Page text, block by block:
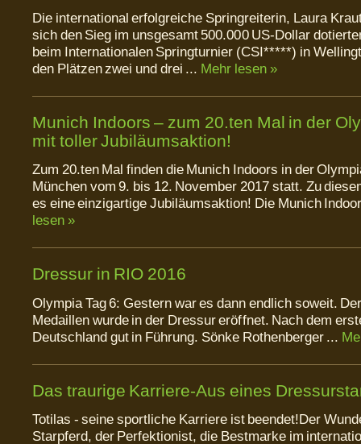
Die international erfolgreiche Springreiterin, Laura
sich den Sieg im unsgesamt 500.000 US-Dollar
beim Internationalen Springturnier (CSI*****) in
den Plätzen zwei und drei ... Mehr lesen »
Munich Indoors – zum 20.ten Mal in der
mit toller Jubiläumsaktion!
Zum 20.ten Mal finden die Munich Indoors in der
München vom 9. bis 12. November 2017 statt. Zu
es eine einzigartige Jubiläumsaktion! Die Munich
lesen »
Dressur in RIO 2016
Olympia Tag 6: Gestern war es dann endlich soweit.
Medaillen wurde in der Dressur eröffnet. Nach dem
Deutschland gut in Führung. Sönke Rothenberger ...
Das traurige Karriere-Aus eines
Totilas - seine sportliche Karriere ist beendet!Der
Starpferd, der Perfektionist, die Bestmarke im